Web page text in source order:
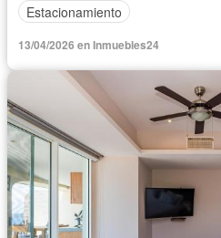
Estacionamiento
13/04/2026 en Inmuebles24